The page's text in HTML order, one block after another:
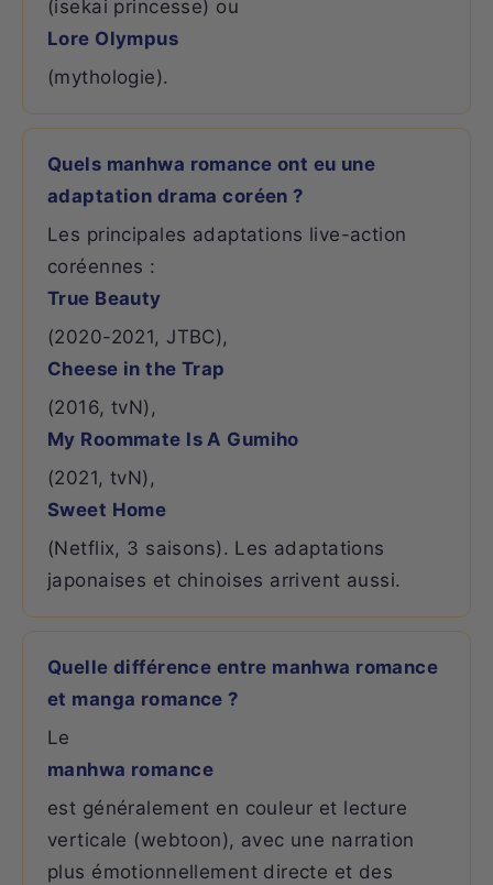
(isekai princesse) ou
Lore Olympus
(mythologie).
Quels manhwa romance ont eu une
adaptation drama coréen ?
Les principales adaptations live-action
coréennes :
True Beauty
(2020-2021, JTBC),
Cheese in the Trap
(2016, tvN),
My Roommate Is A Gumiho
(2021, tvN),
Sweet Home
(Netflix, 3 saisons). Les adaptations
japonaises et chinoises arrivent aussi.
Quelle différence entre manhwa romance
et manga romance ?
Le
manhwa romance
est généralement en couleur et lecture
verticale (webtoon), avec une narration
plus émotionnellement directe et des